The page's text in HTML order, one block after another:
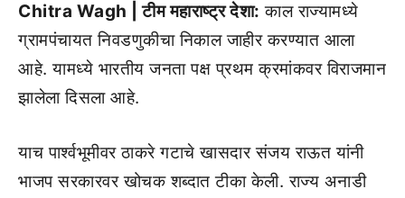
Chitra Wagh | टीम महाराष्ट्र देशा: काल राज्यामध्ये
ग्रामपंचायत निवडणुकीचा निकाल जाहीर करण्यात आला
आहे. यामध्ये भारतीय जनता पक्ष प्रथम क्रमांकवर विराजमान
झालेला दिसला आहे.
याच पार्श्वभूमीवर ठाकरे गटाचे खासदार संजय राऊत यांनी
भाजप सरकारवर खोचक शब्दात टीका केली. राज्य अनाडी